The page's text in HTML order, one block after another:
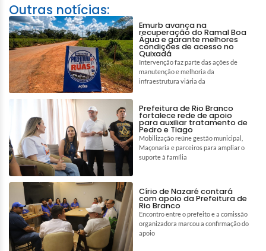
Outras notícias:
Emurb avança na
recuperação do Ramal Boa
Água e garante melhores
condições de acesso no
Quixadá
Intervenção faz parte das ações de
manutenção e melhoria da
infraestrutura viária da
Prefeitura de Rio Branco
fortalece rede de apoio
para auxiliar tratamento de
Pedro e Tiago
Mobilização reúne gestão municipal,
Maçonaria e parceiros para ampliar o
suporte à família
Círio de Nazaré contará
com apoio da Prefeitura de
Rio Branco
Encontro entre o prefeito e a comissão
organizadora marcou a confirmação do
apoio